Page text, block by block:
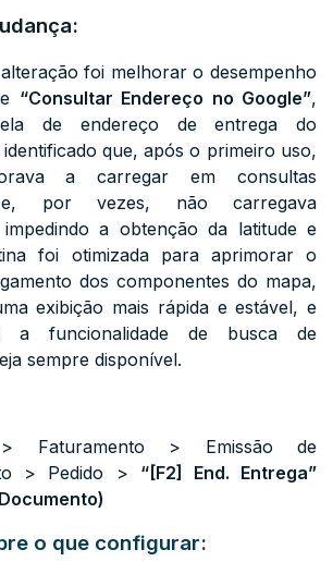
foi melhorar o desempenho
“Consultar Endereço no Google”,
de endereço de entrega do
que, após o primeiro uso,
a carregar em consultas
e, por vezes, não carregava
impedindo a obtenção da latitude e
foi otimizada para aprimorar o
dos componentes do mapa,
exibição mais rápida e estável, e
a funcionalidade de busca de
sempre disponível.
Faturamento > Emissão de
> Pedido > “[F2] End. Entrega”
o que configurar: